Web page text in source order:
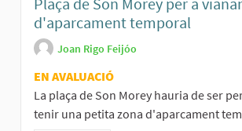
d'aparcament temporal
Joan Rigo Feijóo
EN AVALUACIÓ
La plaça de Son Morey hauria de ser
tenir una petita zona d'aparcament